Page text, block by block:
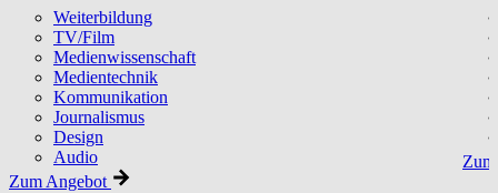
Weiterbildung
TV/Film
Medienwissenschaft
Medientechnik
Kommunikation
Journalismus
Design
Audio
Zum Angebot